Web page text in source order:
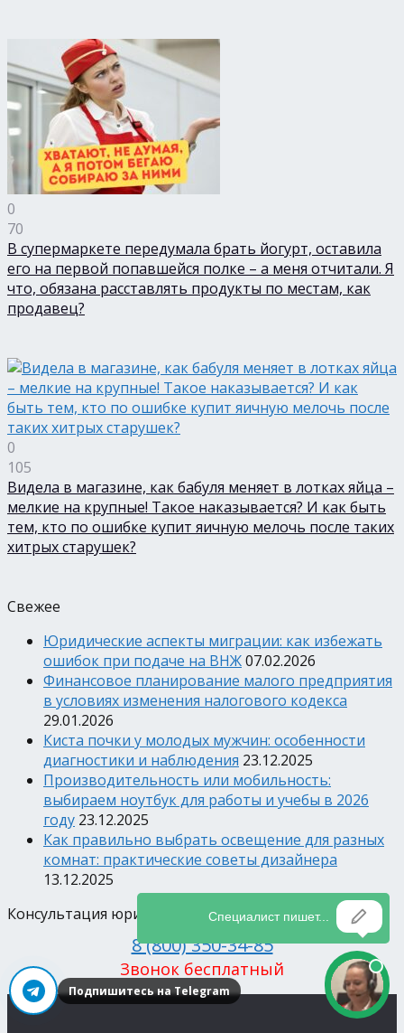
Подпишитесь на Telegram
0
70
В супермаркете передумала брать йогурт, оставила
его на первой попавшейся полке – а меня отчитали. Я
что, обязана расставлять продукты по местам, как
продавец?
0
105
Видела в магазине, как бабуля меняет в лотках яйца –
мелкие на крупные! Такое наказывается? И как быть
тем, кто по ошибке купит яичную мелочь после таких
хитрых старушек?
Свежее
Юридические аспекты миграции: как избежать
ошибок при подаче на ВНЖ07.02.2026
Финансовое планирование малого предприятия
в условиях изменения налогового кодекса
29.01.2026
Киста почки у молодых мужчин: особенности
диагностики и наблюдения 23.12.2025
Производительность или мобильность:
выбираем ноутбук для работы и учебы в 2026
году 23.12.2025
Как правильно выбрать освещение для разных
комнат: практические советы дизайнера
13.12.2025
Консультация юриста
8 (800) 350-34-85
Звонок бесплатный